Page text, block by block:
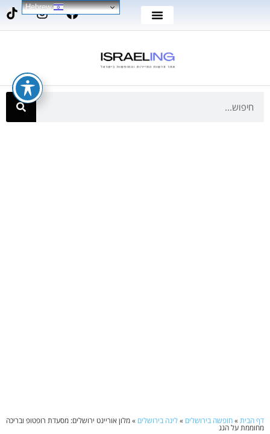
דף הבית»חופשה בירושלים »לינה בירושלים »מלון אוריינט ירושלים: מסעדת רופטופ ובריכה
מחוממת על הגג
Hebrew